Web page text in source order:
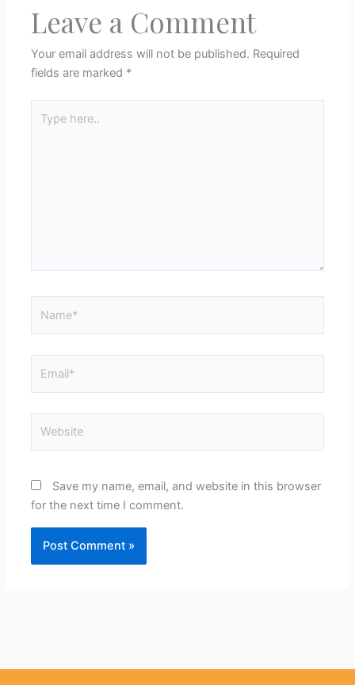
Leave a Comment
Your email address will not be published. Required
fields are marked *
here..
Save my name, email, and website in this browser
for the next time I comment.